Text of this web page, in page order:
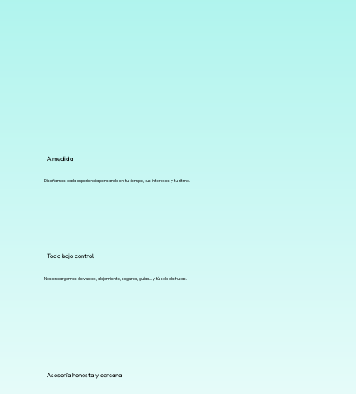
A medida
Diseñamos cada experiencia pensando en tu tiempo, tus intereses y tu ritmo.
Todo bajo control
Nos encargamos de vuelos, alojamiento, seguros, guías… y tú solo disfrutas.
Asesoría honesta y cercana